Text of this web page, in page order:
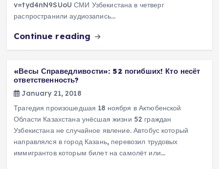
v=tyd4nN9SUoU СМИ Узбекистана в четверг
распространили аудиозапись…
Continue reading
«Весы Справедливости»: 52 погибших! Кто несёт
ответственность?
January 21, 2018
Трагедия произошедшая 18 ноября в Актюбенской
Области Казахстана унёсшая жизни 52 граждан
Узбекистана не случайное явление. Автобус который
направлялся в город Казань, перевозил трудовых
иммигрантов которым билет на самолёт или…